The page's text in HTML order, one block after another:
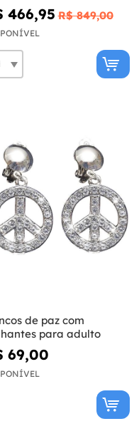
466,95 R$ 849,00
de paz com
para adulto
69,00